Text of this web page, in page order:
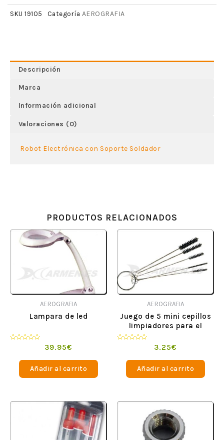
SKU 19105 Categoría AEROGRAFIA
Descripción
Marca
Información adicional
Valoraciones (0)
Robot Electrónica con Soporte Soldador
PRODUCTOS RELACIONADOS
AEROGRAFIA
Lampara de led
39.95€
Añadir al carrito
AEROGRAFIA
Juego de 5 mini cepillos
limpiadores para el
aerógrafo Chaves 17106
3.25€
Añadir al carrito